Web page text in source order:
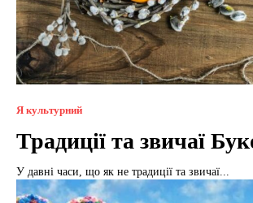
Я культурний
Традиції та звичаї
У давні часи, що як не традиції та звичаї...